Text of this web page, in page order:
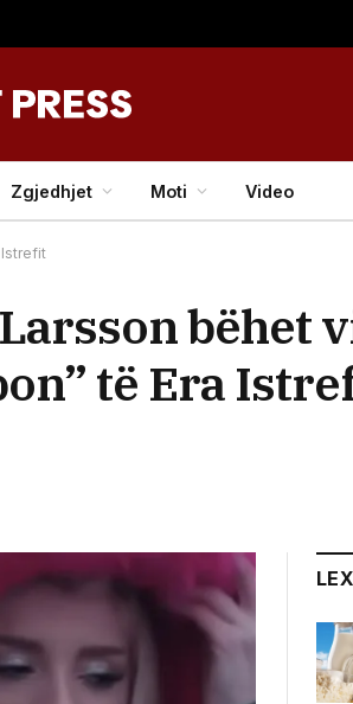
Zgjedhjet Moti Video
Istrefit
bëhet
të Era